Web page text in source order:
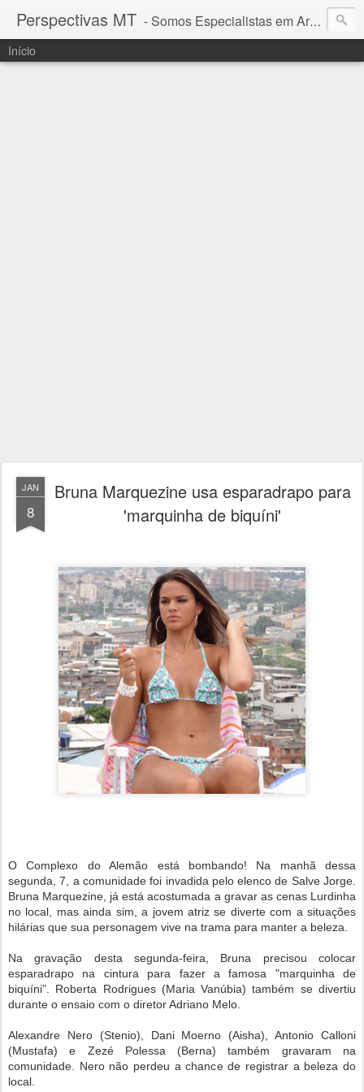
Perspectivas MT - Somos Especialistas em Araguaia - Mato Grosso
Início
JAN
8
Bruna Marquezine usa esparadrapo para
'marquinha de biquíni'
O Complexo do Alemão está bombando! Na manhã dessa
segunda, 7, a comunidade foi invadida pelo elenco de Salve Jorge.
Bruna Marquezine, já está acostumada a gravar as cenas Lurdinha
no local, mas ainda sim, a jovem atriz se diverte com a situações
hilárias que sua personagem vive na trama para manter a beleza.
Na gravação desta segunda-feira, Bruna precisou colocar
esparadrapo na cintura para fazer a famosa "marquinha de
biquíni". Roberta Rodrigues (Maria Vanúbia) também se divertiu
durante o ensaio com o diretor Adriano Melo.
Alexandre Nero (Stenio), Dani Moerno (Aisha), Antonio Calloni
(Mustafa) e Zezé Polessa (Berna) também gravaram na
comunidade. Nero não perdeu a chance de registrar a beleza do
local.